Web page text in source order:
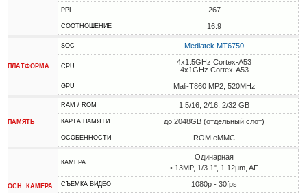
PPI 267
СООТНОШЕНИЕ 16:9
ПЛАТФОРМА
SOC Mediatek MT6750
CPU
4x1.5GHz Cortex-A53
4x1GHz Cortex-A53
GPU Mali-T860 MP2, 520MHz
ПАМЯТЬ
RAM / ROM 1.5/16, 2/16, 2/32 GB
КАРТА ПАМЯТИ до 2048GB (отдельный слот)
ОСОБЕННОСТИ ROM eMMC
ОСН. КАМЕРА
КАМЕРА
Одинарная
• 13MP, 1/3.1", 1.12µm, AF
СЪЕМКА ВИДЕО 1080p - 30fps